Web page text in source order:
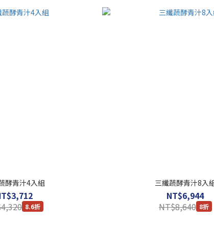
酵青汁4入組
8.6折
三纖蔬酵青汁8入
NT$6,944
NT$8,640 8折